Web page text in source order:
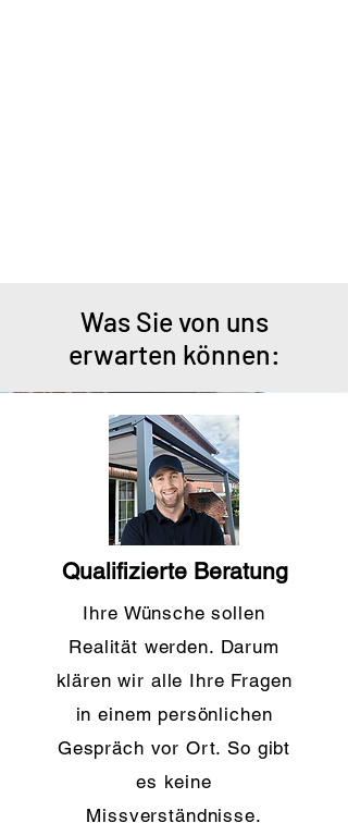
Was Sie von uns
erwarten können:
Qualifizierte Beratung
Ihre Wünsche sollen
Realität werden. Darum
klären wir alle Ihre Fragen
in einem persönlichen
Gespräch vor Ort. So gibt
es keine
Missverständnisse.